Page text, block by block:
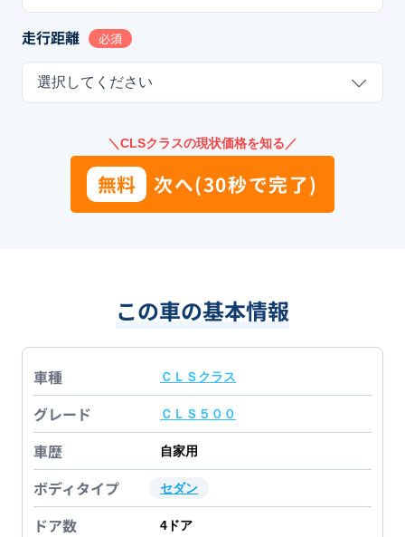
走行距離 必須
選択してください
＼CLSクラスの現状価格を知る／
無料 次へ(30秒で完了)
この車の基本情報
車種 ＣＬＳクラス
グレード ＣＬＳ５００
車歴 自家用
ボディタイプ セダン
ドア数 4 ドア